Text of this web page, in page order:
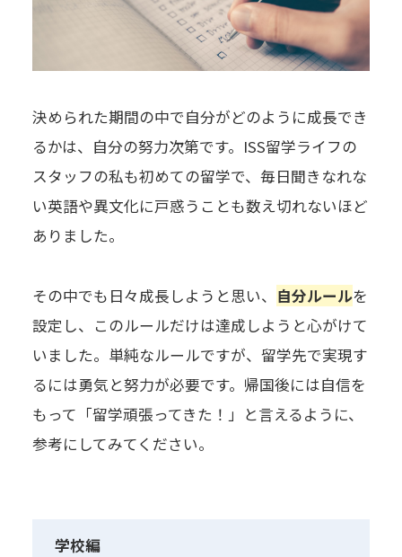
決められた期間の中で自分がどのように成長でき
るかは、自分の努力次第です。ISS留学ライフの
スタッフの私も初めての留学で、毎日聞きなれな
い英語や異文化に戸惑うことも数え切れないほど
ありました。
その中でも日々成長しようと思い、 自分ルールを
設定し、このルールだけは達成しようと心がけて
いました。単純なルールですが、留学先で実現す
るには勇気と努力が必要です。帰国後には自信を
もって「留学頑張ってきた！」と言えるように、
参考にしてみてください。
学校編